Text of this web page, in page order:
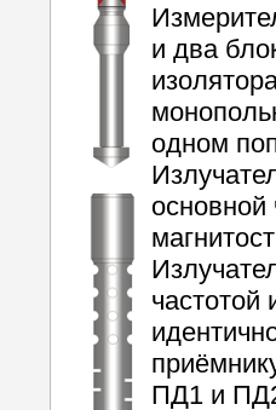
и два
одном
ПД1 и